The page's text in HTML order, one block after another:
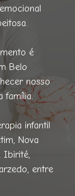
é
Belo
nosso
família.
infantil
Nova
Ibirité,
entre